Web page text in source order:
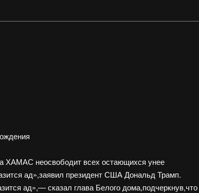
ХАМАС неосвободит всех остающихся унее
ад»,заявил президент США Дональд Трамп.
ад»,— сказал глава Белого дома,подчеркнув,что